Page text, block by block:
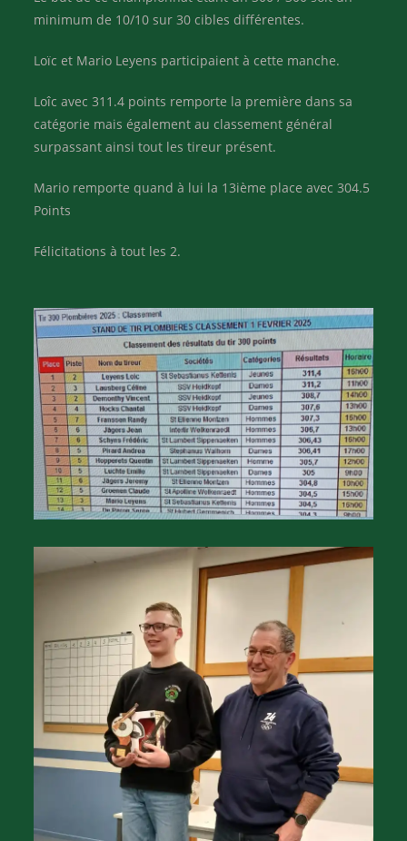
minimum de 10/10 sur 30 cibles différentes.
Loïc et Mario Leyens participaient à cette manche.
Loîc avec 311.4 points remporte la première dans sa
catégorie mais également au classement général
surpassant ainsi tout les tireur présent.
Mario remporte quand à lui la 13ième place avec 304.5
Points
Félicitations à tout les 2.